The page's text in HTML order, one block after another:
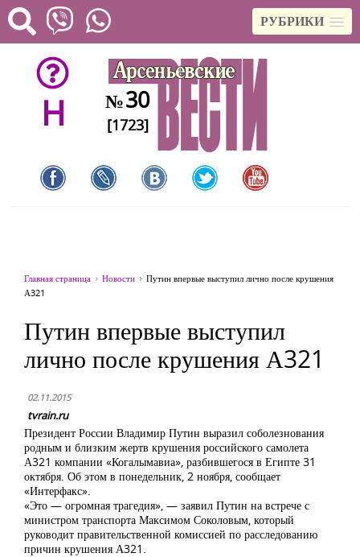
РУБРИКИ
H №30
[1723]
Главная страница Новости
Путин впервые выступил лично после крушения
А321
Путин впервые выступил
лично после крушения А321
02.11.2015
tvrain.ru
Президент России Владимир Путин выразил соболезнования
родным и близким жертв крушения российского самолета
А321 компании «Когалымавиа», разбившегося в Египте 31
октября. Об этом в понедельник, 2 ноября, сообщает
«Интерфакс».
«Это — огромная трагедия», — заявил Путин на встрече с
министром транспорта Максимом Соколовым, который
руководит правительственной комиссией по расследованию
причин крушения А321.